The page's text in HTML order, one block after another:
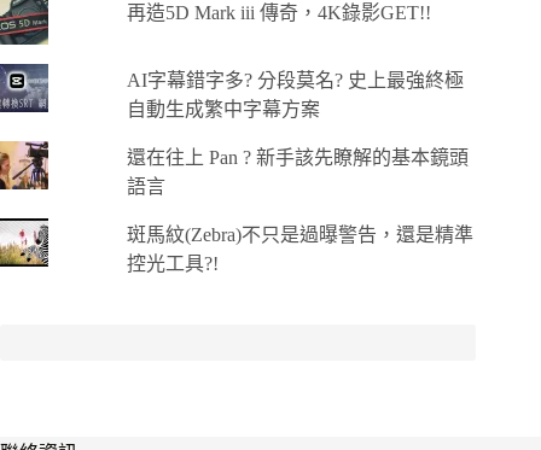
再造5D Mark iii 傳奇，4K錄影GET!!
AI字幕錯字多? 分段莫名? 史上最強終極
自動生成繁中字幕方案
還在往上 Pan ? 新手該先瞭解的基本鏡頭
語言
斑馬紋(Zebra)不只是過曝警告，還是精準
控光工具?!